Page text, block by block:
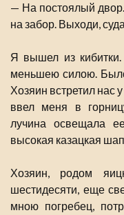
— На постоялый
на забор. Выходи,
Я вышел из
меньшею силою. Было
Хозяин встретил нас
ввел меня в
лучина освещала
высокая казацкая
Хозяин, родом
шестидесяти, еще
мною погребец,